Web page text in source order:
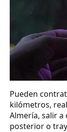
Pueden
kilómetros,
Almería, salir
posterior o